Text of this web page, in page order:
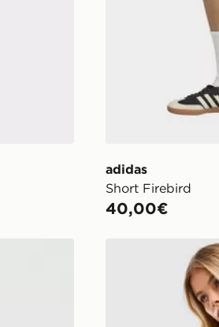
adidas
Short Firebird
40,00€
adidas Originals